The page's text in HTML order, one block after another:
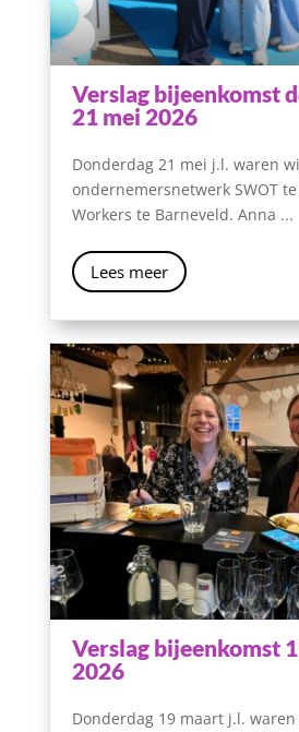
Verslag bijeenkomst
21 mei 2026
Donderdag 21 mei j.l. waren
ondernemersnetwerk SWOT
Workers te Barneveld. Anna ...
Lees meer
Verslag bijeenkomst
2026
Donderdag 19 maart j.l.